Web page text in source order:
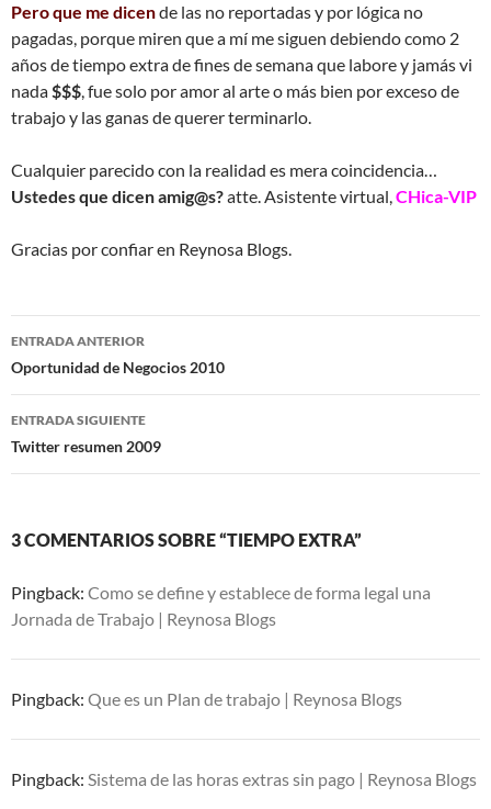
Pero que me dicende las no reportadas y por lógica no
pagadas, porque miren que a mí me siguen debiendo como 2
años de tiempo extra de fines de semana que labore y jamás vi
nada$$$, fue solo por amor al arte o más bien por exceso de
trabajo y las ganas de querer terminarlo.
Cualquier parecido con la realidad es mera coincidencia…
Ustedes que dicen amig@s?atte. Asistente virtual,CHica-VIP
Gracias por confiar en Reynosa Blogs.
Navegación
de
entradas
ENTRADA ANTERIOR
Oportunidad de Negocios 2010
ENTRADA SIGUIENTE
Twitter resumen 2009
3 COMENTARIOS SOBRE “TIEMPO EXTRA”
Pingback: Como se define y establece de forma legal una
Jornada de Trabajo | Reynosa Blogs
Pingback: Que es un Plan de trabajo | Reynosa Blogs
Pingback: Sistema de las horas extras sin pago | Reynosa Blogs